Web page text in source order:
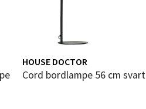
HOUSE DOCTOR
Cord bordlampe 56 cm svart